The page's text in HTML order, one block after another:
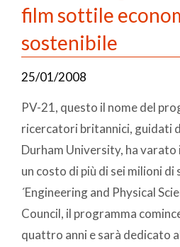
film sottile
sostenibile
25/01/2008
PV-21, questo il nome del
ricercatori britannici, guidati
Durham University, ha varato
un costo di più di sei milioni
´Engineering and Physical
Council, il programma
quattro anni e sarà dedicato